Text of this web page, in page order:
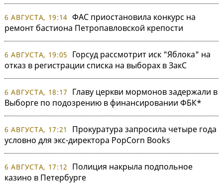
6 АВГУСТА, 19:14 ФАС приостановила конкурс на
ремонт бастиона Петропавловской крепости
6 АВГУСТА, 19:05
Горсуд рассмотрит иск "Яблока" на
отказ в регистрации списка на выборах в ЗакС
6 АВГУСТА, 18:17
Главу церкви мормонов задержали в
Выборге по подозрению в финансировании ФБК*
6 АВГУСТА, 17:21
Прокуратура запросила четыре года
условно для экс-директора PopCorn Books
6 АВГУСТА, 17:12
Полиция накрыла подпольное
казино в Петербурге